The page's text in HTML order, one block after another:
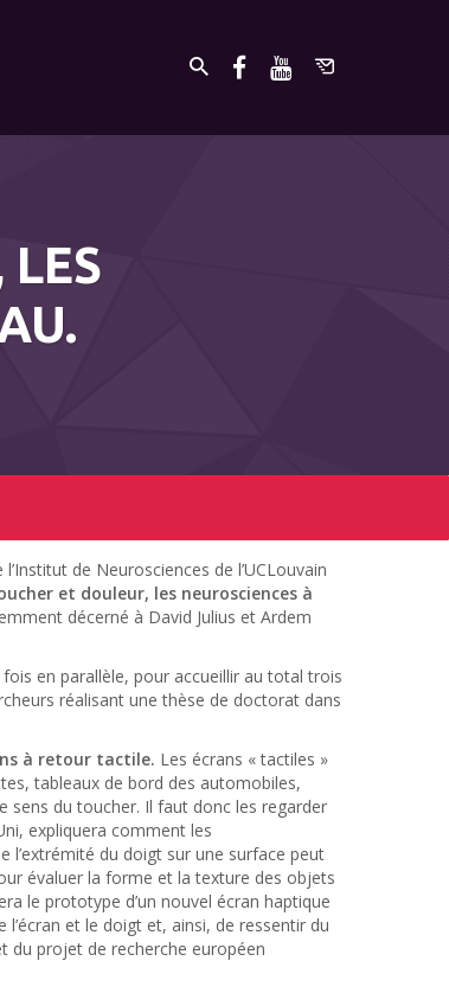
de Neurosciences de l’UCLouvain
et douleur, les neurosciences à
décerné à David Julius et Ardem
en parallèle, pour accueillir au total trois
réalisant une thèse de doctorat dans
à retour tactile. Les écrans « tactiles »
tableaux de bord des automobiles,
sens du toucher. Il faut donc les regarder
expliquera comment les
l’extrémité du doigt sur une surface peut
évaluer la forme et la texture des objets
le prototype d’un nouvel écran haptique
et le doigt et, ainsi, de ressentir du
du projet de recherche européen